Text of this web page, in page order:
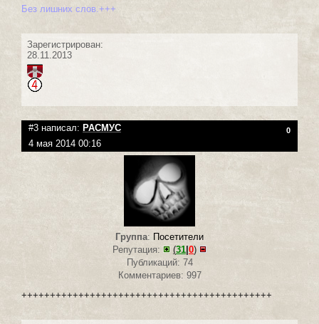
Без лишних слов.+++
Зарегистрирован:
28.11.2013
#3 написал: РАСМУС 0
4 мая 2014 00:16
Группа: Посетители
Репутация:
(31 0)
Публикаций: 74
Комментариев: 997
++++++++++++++++++++++++++++++++++++++++++++